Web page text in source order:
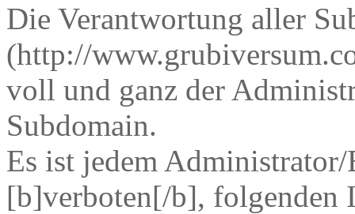
Die Verantwortung aller
(http://
voll und ganz der
Subdomain.
Es ist jedem
[b]verboten[/b], folgenden